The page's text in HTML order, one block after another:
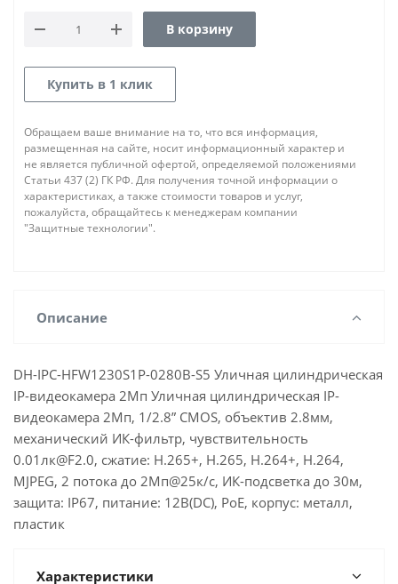
В корзину
Купить в 1 клик
Обращаем ваше внимание на то, что вся информация,
размещенная на сайте, носит информационный характер и
не является публичной офертой, определяемой положениями
Статьи 437 (2) ГК РФ. Для получения точной информации о
характеристиках, а также стоимости товаров и услуг,
пожалуйста, обращайтесь к менеджерам компании
"Защитные технологии".
Описание
DH-IPC-HFW1230S1P-0280B-S5 Уличная цилиндрическая
IP-видеокамера 2Мп Уличная цилиндрическая IP-
видеокамера 2Мп, 1/2.8” CMOS, объектив 2.8мм,
механический ИК-фильтр, чувствительность
0.01лк@F2.0, сжатие: H.265+, H.265, H.264+, H.264,
MJPEG, 2 потока до 2Мп@25к/с, ИК-подсветка до 30м,
защита: IP67, питание: 12В(DC), PoE, корпус: металл,
пластик
Характеристики